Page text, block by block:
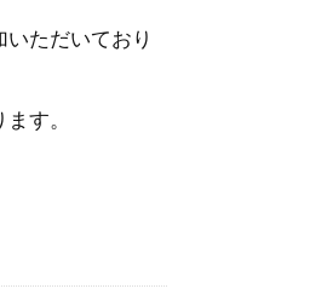
ただいており
す。